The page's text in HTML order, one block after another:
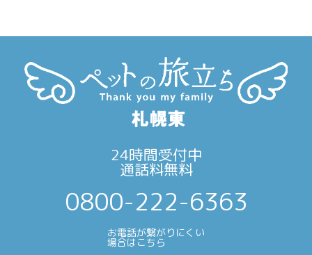
24時間受付中
通話料無料
0800-222-6363
お電話が繋がりにくい
場合はこちら